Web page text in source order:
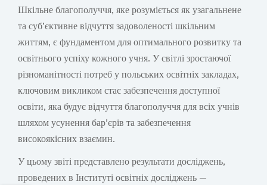
Шкільне благополуччя, яке розуміється як узагальнене
та суб’єктивне відчуття задоволеності шкільним
життям, є фундаментом для оптимального розвитку та
освітнього успіху кожного учня. У світлі зростаючої
різноманітності потреб у польських освітніх закладах,
ключовим викликом стає забезпечення доступної
освіти, яка будує відчуття благополуччя для всіх учнів
шляхом усунення бар’єрів та забезпечення
високоякісних взаємин.
У цьому звіті представлено результати досліджень,
проведених в Інституті освітніх досліджень —